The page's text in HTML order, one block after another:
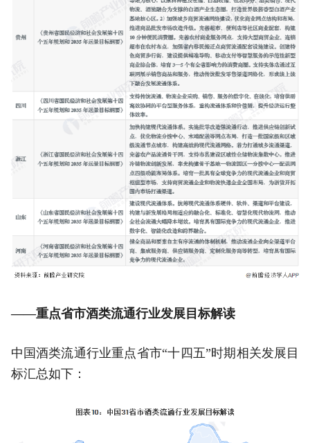
——重点省市酒类流通行业发展目标解读
中国酒类流通行业重点省市“十四五”时期相关发展目
标汇总如下：